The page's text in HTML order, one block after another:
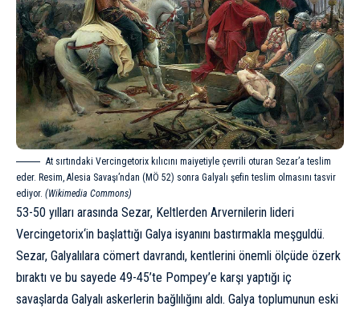
At sırtındaki Vercingetorix kılıcını maiyetiyle çevrili oturan Sezar’a teslim
eder. Resim, Alesia Savaşı’ndan (MÖ 52) sonra Galyalı şefin teslim olmasını tasvir
ediyor. (Wikimedia Commons)
53-50 yılları arasında Sezar, Keltlerden Arvernilerin lideri
Vercingetorix‘in başlattığı Galya isyanını bastırmakla meşguldü.
Sezar, Galyalılara cömert davrandı, kentlerini önemli ölçüde özerk
bıraktı ve bu sayede 49-45’te Pompey’e karşı yaptığı iç
savaşlarda Galyalı askerlerin bağlılığını aldı. Galya toplumunun eski